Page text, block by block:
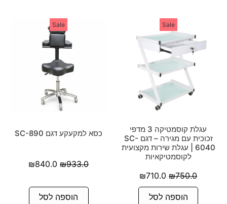
Sale
עגלת קוסמטיקה 3 מדפי
זכוכית עם מגירה – דגם SC-
6040 | עגלת שירות מקצועית
לקוסמטיקאיות
₪750.0
₪710.0
הוספה לסל
Sale
כסא למקעקע דגם SC-890
₪933.0
₪840.0
הוספה לסל